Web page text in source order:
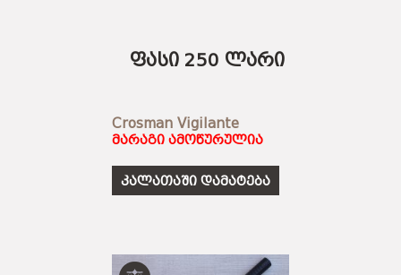
ფასი 250 ლარი
Crosman Vigilante
მარაგი ამოწურულია
კალათაში დამატება